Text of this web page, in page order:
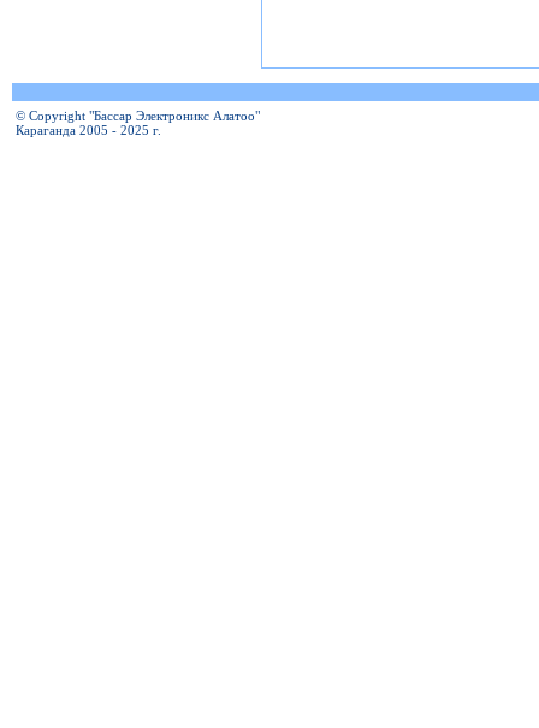
© Copyright "Бассар Электроникс Алатоо"
Караганда 2005 - 2025 г.